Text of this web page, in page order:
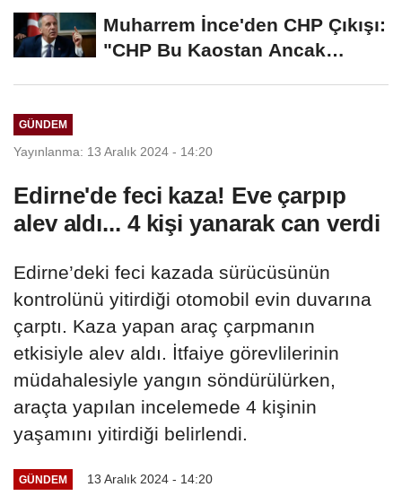
Muharrem İnce'den CHP Çıkışı:
"CHP Bu Kaostan Ancak
GÜNDEM
Yayınlanma: 13 Aralık 2024 - 14:20
Edirne'de feci kaza! Eve çarpıp
alev aldı... 4 kişi yanarak can verdi
Edirne’deki feci kazada sürücüsünün
kontrolünü yitirdiği otomobil evin duvarına
çarptı. Kaza yapan araç çarpmanın
etkisiyle alev aldı. İtfaiye görevlilerinin
müdahalesiyle yangın söndürülürken,
araçta yapılan incelemede 4 kişinin
yaşamını yitirdiği belirlendi.
GÜNDEM 13 Aralık 2024 - 14:20